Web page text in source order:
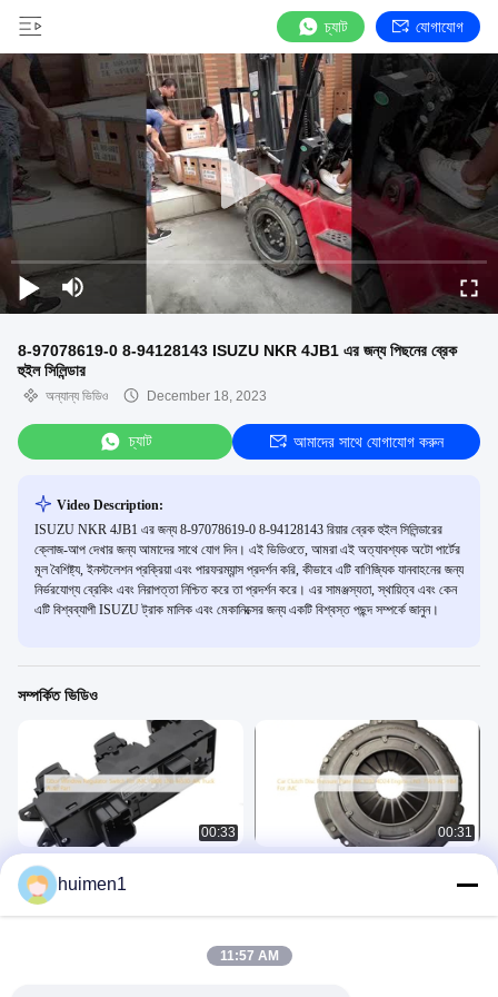
চ্যাট যোগাযোগ
8-97078619-0 8-94128143 ISUZU NKR 4JB1 এর জন্য পিছনের ব্রেক
হুইল সিলিন্ডার
অন্যান্য ভিডিও December 18, 2023
চ্যাট আমাদের সাথে যোগাযোগ করুন
Video Description:
ISUZU NKR 4JB1 এর জন্য 8-97078619-0 8-94128143 রিয়ার ব্রেক হুইল সিলিন্ডারের
ক্লোজ-আপ দেখার জন্য আমাদের সাথে যোগ দিন। এই ভিডিওতে, আমরা এই অত্যাবশ্যক অটো পার্টের
মূল বৈশিষ্ট্য, ইনস্টলেশন প্রক্রিয়া এবং পারফরম্যান্স প্রদর্শন করি, কীভাবে এটি বাণিজ্যিক যানবাহনের জন্য
নির্ভরযোগ্য ব্রেকিং এবং নিরাপত্তা নিশ্চিত করে তা প্রদর্শন করে। এর সামঞ্জস্যতা, স্থায়িত্ব এবং কেন
এটি বিশ্বব্যাপী ISUZU ট্রাক মালিক এবং মেকানিক্সের জন্য একটি বিশ্বস্ত পছন্দ সম্পর্কে জানুন।
সম্পর্কিত ভিডিও
00:33
JMC N806 LN1-14530-AA ট্রাক অটো পার্ট
জন্য দরজা উইন্ডো নিয়ন্ত্রক সুইচ
রক্ষণাবেক্ষণ অংশ
00:31
ইঞ্জিন CN3-7563-AC-HM JMC এর জন্য
huimen1
11:57 AM